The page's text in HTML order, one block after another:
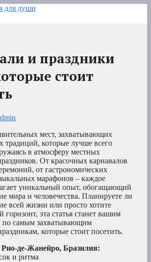
и праздники
стоит
мест, захватывающих
традиций, которые лучше всего
в атмосферу местных
От красочных карнавалов
от гастрономических
марафонов – каждое
уникальный опыт, обогащающий
мира и человечества. Планируете ли
всей жизни или просто хотите
горизонт, эта статья станет вашим
по самым захватывающим
которые стоит посетить.
де-Жанейро, Бразилия:
и ритма